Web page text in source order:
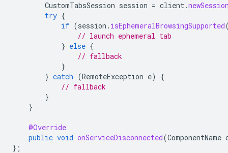
CustomTabsSession session = client.
try {
if (session . isEphemeralBrowsingSupported
// launch ephemeral tab
} else {
// fallback
}
} catch (RemoteException e)
{
// fallback
}
}
@Override
public void onServiceDisconnected(ComponentName
};